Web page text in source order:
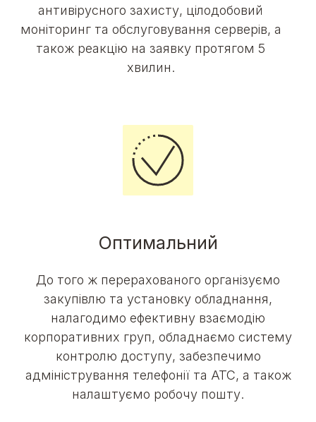
антивірусного захисту, цілодобовий
моніторинг та обслуговування серверів, а
також реакцію на заявку протягом 5
хвилин.
Оптимальний
До того ж перерахованого організуємо
закупівлю та установку обладнання,
налагодимо ефективну взаємодію
корпоративних груп, обладнаємо систему
контролю доступу, забезпечимо
адміністрування телефонії та АТС, а також
налаштуємо робочу пошту.